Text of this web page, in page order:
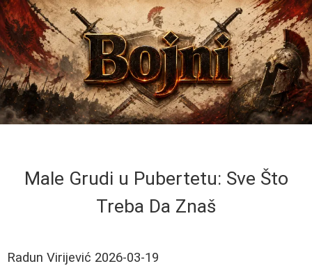
Male Grudi u Pubertetu: Sve Što
Treba Da Znaš
Radun Virijević 2026-03-19